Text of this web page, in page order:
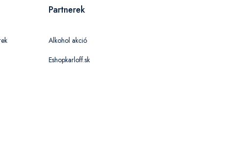
Partnerek
Alkohol akció
Eshopkarloff.sk